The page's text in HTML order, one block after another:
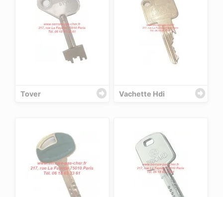
Tover Vachette Hdi